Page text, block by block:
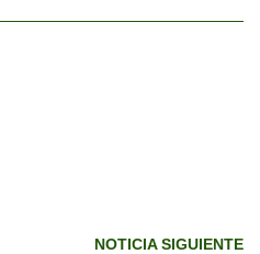
NOTICIA SIGUIENTE